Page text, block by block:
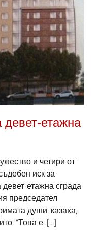
етажна
и четири от
иск за
етажна сграда
председател
души, казаха,
"Това е, [...]